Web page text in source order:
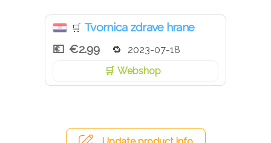
🛒 Tvornica zdrave hrane
€2.99
2023-07-18
Webshop